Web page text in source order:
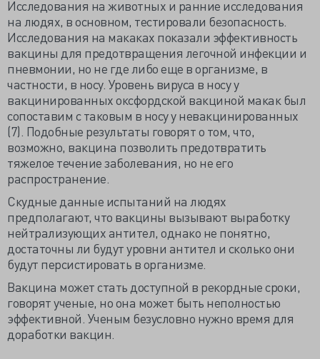
Исследования на животных и ранние исследования
на людях, в основном, тестировали безопасность.
Исследования на макаках показали эффективность
вакцины для предотвращения легочной инфекции и
пневмонии, но не где либо еще в организме, в
частности, в носу. Уровень вируса в носу у
вакцинированных оксфордской вакциной макак был
сопоставим с таковым в носу у невакцинированных
(7). Подобные результаты говорят о том, что,
возможно, вакцина позволить предотвратить
тяжелое течение заболевания, но не его
распространение.
Скудные данные испытаний на людях
предполагают, что вакцины вызывают выработку
нейтрализующих антител, однако не понятно,
достаточны ли будут уровни антител и сколько они
будут персистировать в организме.
Вакцина может стать доступной в рекордные сроки,
говорят ученые, но она может быть неполностью
эффективной. Ученым безусловно нужно время для
доработки вакцин.